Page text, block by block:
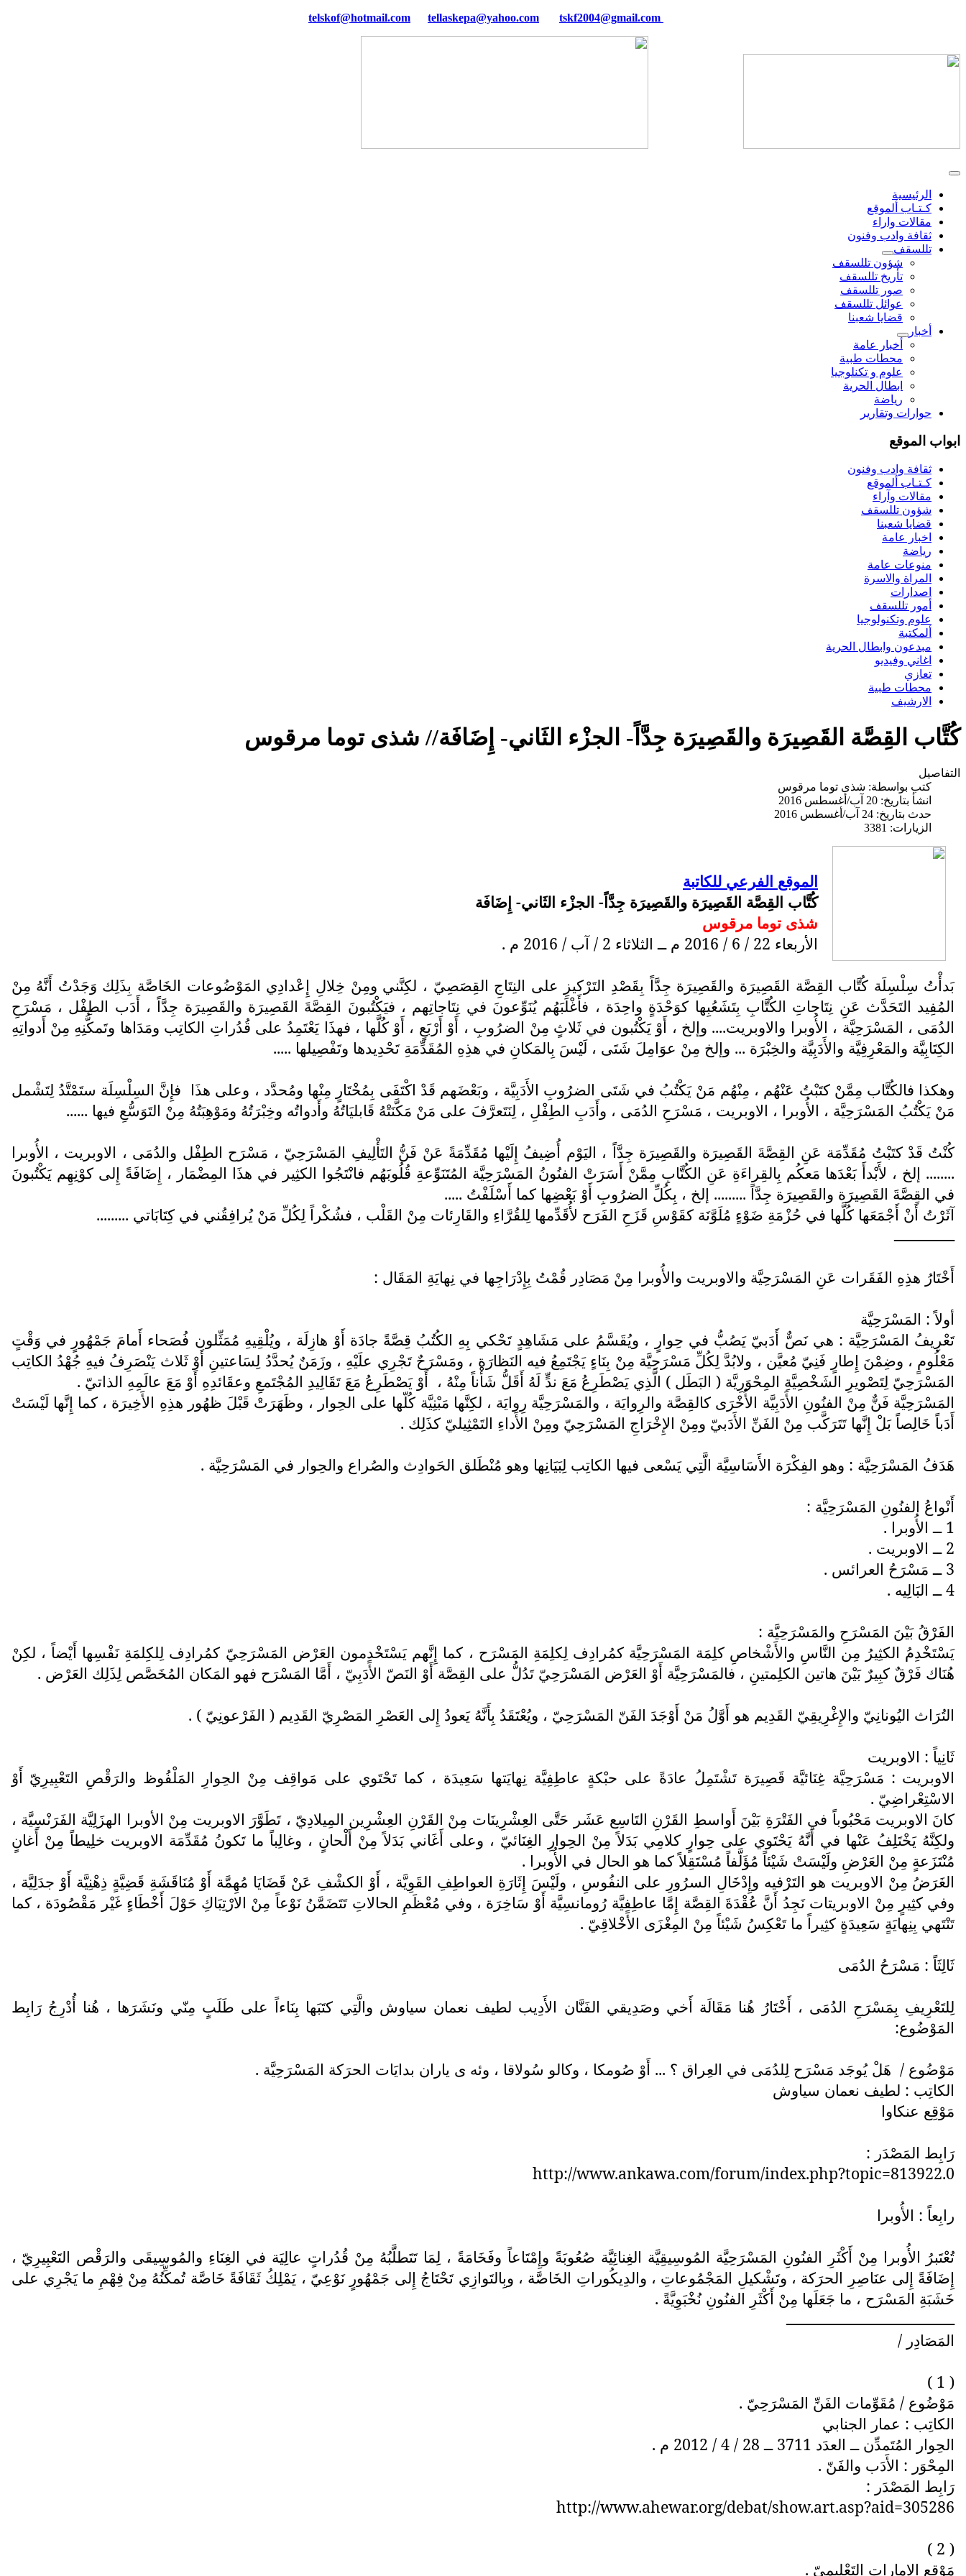
tellaskepa@yahoo.com tskf2004@gmail.com
الرئيسية
كـتـاب ألموقع
مقالات واراء
ثقافة وادب وفنون
تللسقف
شؤون تللسقف
تأريخ تللسقف
صور تللسقف
عوائل تللسقف
قضايا شعبنا
أخبار
أخبار عامة
محطات طبية
علوم و تکنلوجیا
ابطال الحرية
رياضة
حوارات وتقارير
ابواب الموقع
ثقافة وادب وفنون
كـتـاب ألموقع
مقالات وآراء
شؤون تللسقف
قضايا شعبنا
اخبار عامة
رياضة
منوعات عامة
المراة والاسرة
اصدارات
أمور تللسقف
علوم وتكنولوجيا
ألمكتبة
مبدعون وابطال الحرية
اغاني وفيديو
تعازي
محطات طبية
الارشيف
كُتَّاب القِصَّة القَصِيرَة والقَصِيرَة جِدَّاً- الجزْء الثَاني- إِضَافَة// شذى توما مرقوس
التفاصيل
كتب بواسطة: شذى توما مرقوس
انشأ بتاريخ: 20 آب/أغسطس 2016
حدث بتاريخ: 24 آب/أغسطس 2016
الزيارات: 3381
الموقع الفرعي للكاتبة
كُتَّاب القِصَّة القَصِيرَة والقَصِيرَة جِدَّاً- الجزْء الثَاني- إِضَافَة
شذى توما مرقوس
الأربعاء 22 / 6 / 2016 م ــ الثلاثاء 2 / آب / 2016 م .
بَدأْتُ سِلْسِلَة كُتَّاب القِصَّة القَصِيرَة والقَصِيرَة جِدَّاً بِقَصْدِ التَرْكيزِ على النِتَاجِ القِصَصِيّ ، لكِنَّني ومِنْ خِلالِ إِعْدادِي المَوْضُوعات الخَاصَّة بِذَلِك وَجَدْتُ أَنَّهُ مِنْ
المُفِيد التَحَدَّث عَنِ نِتَاجاتِ الكُتَّابِ بِتَشَعُبِها كوَحْدَةٍ واحِدَة ، فأَغْلَبَهُم يُنَوِّعونَ في نِتَاجاتِهم ، فيَكْتُبونَ القِصَّةَ القَصِيرَة والقَصِيرَة جِدَّاً ، أَدَب الطِفْل ، مَسْرَحِ
الدُمَى ، المَسْرَحِيَّة ، الأُوبرا والاوبريت.... وإلخ ، أَوْ يَكْتُبون في ثَلاثٍ مِنْ الضرُوبِ ، أَوْ أَرْبَعٍ ، أَوْ كُلَّها ، فهذَا يَعْتَمِدُ على قُدُراتِ الكاتِب ومَدَاها وتَمكُّنِهِ مِنْ أَدواتِهِ
الكِتَابِيَّة والمَعْرِفِيَّة والأَدَبِيَّة والخِبْرَة ... وإلخ مِنْ عوَامِلَ شَتَى ، لَيْسَ بِالمَكانِ في هذِهِ المُقَدِّمَةِ تَحْدِيدها وتَفْصِيلها .....
وهكذا فالكُتَّاب مِمَّنْ كتَبْتُ عَنْهُم ، مِنْهُم مَنْ يَكْتُبُ في شَتَى الضرُوبِ الأَدَبِيَّة ، وبَعْضَهم قَدْ اكْتَفَى بِمُخْتَارٍ مِنْها ومُحدَّد ، وعلى هذَا فإِنَّ السِلْسِلَة ستَمْتَّدُ لِتَشْمل
مَنْ يَكْتُبُ المَسْرَحِيَّة ، الأُوبرا ، الاوبريت ، مَسْرَحِ الدُمَى ، وأَدَبِ الطِفْلِ ، لِنَتَعرَّفَ على مَنْ مَكَّنَتْهُ قَابليَاتُهُ وأَدواتُه وخِبْرَتُهُ ومَوْهِبَتُهُ مِنْ التَوَسُّعِ فيها ......
كُنْتُ قَدْ كتَبْتُ مُقَدِّمَة عَنِ القِصَّةَ القَصِيرَة والقَصِيرَة جِدَّاً ، اليَوْم أُضِيفُ إِلَيْها مُقَدِّمَةً عَنْ فَنُّ التَأْلِيفِ المَسْرَحِيّ ، مَسْرَح الطِفْل والدُمَى ، الاوبريت ، الأُوبرا
........ إلخ ، لأَبْدأَ بَعْدَها مَعكُم بِالقِراءَةِ عَنِ الكُتَّابِ مِمَّنْ أَسَرَتْ الفنُونُ المَسْرَحِيَّة المُتَنَوِّعةِ قُلُوبَهُم فانْتَجُوا الكثِير في هذَا المِضْمَار ، إِضَافَةً إِلى كوْنِهِم يَكْتُبونَ
في القِصَّةَ القَصِيرَة والقَصِيرَة جِدَّاً ......... إلخ ، بِكُلِّ الضرُوبِ أَوْ بَعْضِها كما أَسْلَفْتُ .....
آثَرْتُ أَنْ أَجْمَعَها كُلَّها في حُزْمَةِ ضَوْءٍ مُلَوَّنَة كقَوْسِ قَزَحِ الفَرَح لأُقَدِّمها لِلقُرَّاءِ والقَارِئات مِنْ القَلْب ، فشُكْراً لِكُلِّ مَنْ يُرافِقُني في كِتَابَاتي .........
ــــــــــــــ
أَخْتَارُ هذِهِ الفَقَرات عَنِ المَسْرَحِيَّة والاوبريت والأُوبرا مِنْ مَصَادِر قُمْتُ بِإِدْرَاجِها في نِهايَةِ المَقَال :
أولاً : المَسْرَحِيَّة
تَعْرِيفُ المَسْرَحِيَّة : هي نَصٌّ أَدَبيّ يَصُبُّ في حِوارٍ ، ويُقَسَّمُ على مَشَاهِدٍ تَحْكي بِهِ الكُتُبُ قِصَّةً جادَة أَوْ هازِلَة ، ويُلْقِيهِ مُمَثِّلون فُصَحاء أَمامَ جَمْهُورٍ في وَقْتٍ
مَعْلُومٍ ، وضِمْنَ إِطارٍ فَنِيّ مُعيَّن ، ولابُدَّ لِكُلِّ مَسْرَحِيَّة مِنْ بِنَاءٍ يَجْتَمِعُ فيه النَظارَة ، ومَسْرَحٌ تَجْرِي علَيْهِ ، وزَمَنٌ يُحدَّدُ لِسَاعتينِ أَوْ ثَلاث يَنْصَرِفُ فيهِ جُهْدُ الكاتِب
المَسْرَحِيّ لِتَصْويرِ الشَخْصِيَّةِ المِحْوَرِيَّة ( البَطَل ) الَّذِي يَصْطَرِعُ مَعَ ندٍّ لَهُ أَقَلُّ شَأْناً مِنْهُ ، أَوْ يَصْطَرِعُ مَعَ تَقَالِيدِ المُجْتَمعِ وعقَائدِهِ أَوْ مَعَ عالَمِهِ الذاتيّ .
المَسْرَحِيَّة فَنٌّ مِنْ الفنُونِ الأَدَبِيَّة الأُخْرَى كالقِصَّة والرِوايَة ، والمَسْرَحِيَّة رِوايَة ، لكِنَّها مَبْنِيَّة كُلّها على الحِوار ، وظَهَرَتْ قَبْلَ ظهُور هذِهِ الأَخِيرَة ، كما إِنَّها لَيْسَتْ
أَدَباً خَالِصاً بَلْ إِنَّها تَتَرَكَّب مِنْ الفَنِّ الأَدَبيّ ومِنْ الإِخْرَاجِ المَسْرَحِيّ ومِنْ الأَداءِ التَمْثِيليّ كذَلِك .
هَدَفُ المَسْرَحِيَّة : وهو الفِكْرَة الأَسَاسِيَّة الَّتِي يَسْعى فيها الكاتِب لِبَيَانِها وهو مُنْطَلق الحَوادِث والصُراع والحِوار في المَسْرَحِيَّة .
أَنْواعُ الفنُونِ المَسْرَحِيَّة :
1 ــ الأُوبرا .
2 ــ الاوبريت .
3 ــ مَسْرَحُ العرائس .
4 ــ البَالِيه .
الفَرْقُ بَيْنَ المَسْرَحِ والمَسْرَحِيَّة :
يَسْتَخْدِمُ الكثِيرُ مِن النَّاسِ والأَشْخاصِ كلِمَة المَسْرَحِيَّة كمُرادِف لِكلِمَةِ المَسْرَح ، كما إِنَّهم يَسْتَخْدِمون العَرْض المَسْرَحِيّ كمُرادِف لِلكِلمَةِ نَفْسِها أَيْضاً ، لكِنْ
هُنَاك فَرْقٌ كبِيرٌ بَيْنَ هاتين الكلِمتينِ ، فالمَسْرَحِيَّة أَوْ العَرْض المَسْرَحِيّ تَدُلُّ على القِصَّة أَوْ النَصّ الأَدَبِيّ ، أَمَّا المَسْرَح فهو المَكان المُخَصَّص لِذَلِك العَرْض .
التُرَاث اليُونانِيّ والإِغْرِيقِيّ القَدِيم هو أَوَّلُ مَنْ أَوْجَدَ الفَنّ المَسْرَحِيّ ، ويُعْتَقَدُ بِأَنَّهُ يَعودُ إِلى العَصْرِ المَصْرِيّ القَدِيم ( الفَرْعونِيّ ) .
ثَانِياً : الاوبريت
الاوبريت : مَسْرَحِيَّة غِنَائيَّة قَصِيرَة تَشْتَمِلُ عادَةً على حبْكةٍ عاطِفِيَّة نِهايَتها سَعِيدَة ، كما تَحْتَوي على مَواقِف مِنْ الحِوارِ المَلْفُوظ والرَقْصِ التَعْبِيرِيّ أَوْ
الاسْتِعْراضِيّ .
كانَ الاوبريت مَحْبُوباً في الفَتْرَةِ بَيْنَ أَواسطِ القَرْنِ التَاسِع عَشَر حَتَّى العِشْرِينَات مِنْ القَرْنِ العِشْرِين المِيلادِيّ ، تَطَوَّرَ الاوبريت مِنْ الأوبرا الهزَلِيَّة الفَرَنْسِيَّة ،
ولكِنَّهُ يَخْتَلِفُ عَنْها في أَنَّهُ يَحْتَوي على حِوارٍ كلامِي بَدَلاً مِنْ الحِوارِ الغِنَائيّ ، وعلى أَغَاني بَدَلاً مِنْ أَلْحانٍ ، وغالِباً ما تَكونُ مُقَدِّمَة الاوبريت خلِيطاً مِنْ أَغانٍ
مُنْتَزَعةٍ مِنْ العَرْضِ ولَيْسَتْ شَيْئاً مُؤَلَّفاً مُسْتَقِلاً كما هو الحال في الأُوبرا .
الغَرَضُ مِنْ الاوبريت هو التَرْفيه وإِدْخَالِ السرُورِ على النفُوسِ ، ولَيْسَ إِثَارَةِ العواطِفِ القَوِيَّة ، أَوْ الكشْفِ عَنْ قَضَايَا مُهِمَّة أَوْ مُنَاقَشَةِ قَضِيَّةٍ ذِهْنِيَّة أَوْ جدَلِيَّة ،
وفي كثِيرٍ مِنْ الاوبريتات نَجِدُ أَنَّ عُقْدَةَ القِصَّة إِمَّا عاطِفِيَّة رُومانسِيَّة أَوْ سَاخِرَة ، وفي مُعْظَمِ الحالاتِ تَتَضَمَّنُ نَوْعاً مِنْ الارْتِبَاكِ حَوْلَ أَخْطَاءٍ غَيْر مَقْصُودَة ، كما
تَنْتَهي بِنِهايَةٍ سَعِيدَةٍ كثِيراً ما تَعْكِسُ شَيْئاً مِنْ المِغْزَى الأَخْلاقِيّ .
ثَالِثَاً : مَسْرَحُ الدُمَى
لِلتَعْرِيفِ بِمَسْرَحِ الدُمَى ، أَخْتَارُ هُنا مَقَالَة أَخي وصَدِيقي الفَنَّان الأَدِيب لطيف نعمان سياوش والَّتِي كتَبَها بِنَاءاً على طَلَبٍ مِنّي ونَشَرَها ، هُنا أُدْرِجُ رَابِط
المَوْضُوع:
مَوْضُوع / هَلْ يُوجَد مَسْرَح لِلدُمَى في العِراق ؟ ... أَوْ صُومكا ، وكالو سُولاقا ، وئه ى ياران بدايَات الحرَكة المَسْرَحِيَّة .
الكاتِب : لطيف نعمان سياوش
مَوْقِع عنكاوا
رَابِط المَصْدَر :
http://www.ankawa.com/forum/index.php?topic=813922.0
رابِعاً : الأُوبرا
تُعْتَبرُ الأُوبرا مِنْ أَكْثَرِ الفنُونِ المَسْرَحِيَّة المُوسِيقِيَّة الغِنائِيَّة صُعُوبَةً وإِمْتَاعاً وفَخَامَةً ، لِمَا تَتَطلَّبُهُ مِنْ قُدُراتٍ عالِيَة في الغِنَاءِ والمُوسِيقَى والرَقْص التَعْبِيرِيّ ،
إِضَافَةً إِلى عنَاصِرِ الحرَكة ، وتَشْكيلِ المَجْمُوعاتِ ، والدِيكُوراتِ الخَاصَّة ، وبِالتَوازِي تَحْتَاجُ إِلى جَمْهُورٍ نَوْعِيّ ، يَمْلِكُ ثَقَافَةً خَاصَّة تُمكِّنُهُ مِنْ فِهْمِ ما يَجْرِي على
خَشَبَةِ المَسْرَح ، ما جَعَلَها مِنْ أَكْثَرِ الفنُونِ نُخْبَوِيَّةً .
ـــــــــــــــــــــــــــــــــــــــ
المَصَادِر /
( 1 )
مَوْضُوع / مُقَوِّمات الفَنِّ المَسْرَحِيّ .
الكاتِب : عمار الجنابي
الحِوار المُتَمدِّن ــ العدَد 3711 ــ 28 / 4 / 2012 م .
المِحْوَر : الأَدَب والفَنّ .
رَابِط المَصْدَر :
http://www.ahewar.org/debat/show.art.asp?aid=305286
( 2 )
مَوْقِع الإِمارات التَعْلِيميّ .